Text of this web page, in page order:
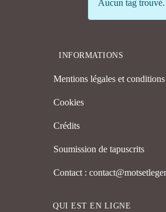
Info
Aucun tag trouvé.
INFORMATIONS
Mentions légales et
Cookies
Crédits
Soumission de tapuscrits
Contact :
QUI EST EN LIGNE